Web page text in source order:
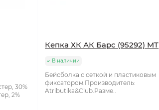
30%
2%
Кепка ХК АК Барс (95292) MT
В наличии
Бейсболка с сеткой и пластиковым
фиксатором.Производитель:
Atributika&Club.Разме..